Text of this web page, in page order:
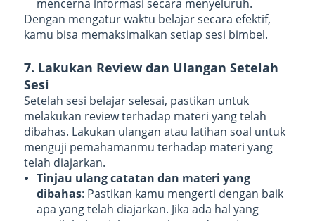
mencerna informasi secara menyeluruh.
Dengan mengatur waktu belajar secara efektif,
kamu bisa memaksimalkan setiap sesi bimbel.
7. Lakukan Review dan Ulangan Setelah
Sesi
Setelah sesi belajar selesai, pastikan untuk
melakukan review terhadap materi yang telah
dibahas. Lakukan ulangan atau latihan soal untuk
menguji pemahamanmu terhadap materi yang
telah diajarkan.
Tinjau ulang catatan dan materi yang
dibahas: Pastikan kamu mengerti dengan baik
apa yang telah diajarkan. Jika ada hal yang